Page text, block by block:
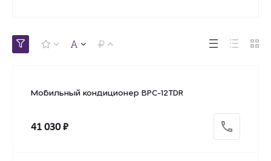
Мобильный кондиционер BPC-12TDR
41 030 ₽